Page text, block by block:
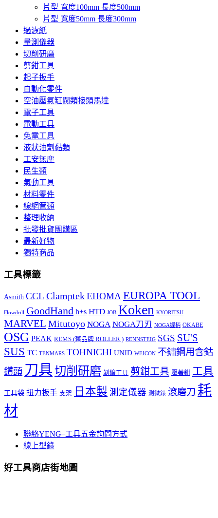
片型 寬度100mm 長度500mm
片型 寬度50mm 長度300mm
過濾紙
量測儀器
切削研磨
剪鉗工具
起子扳手
自動化零件
空油壓氣缸閥類接頭馬達
電子工具
電動工具
免電工具
液狀油劑黏類
工安無塵
民生類
氣動工具
材料零件
線網管類
整理收納
批發批貨團購區
最新好物
獨特商品
工具標籤
Asmith CCL ClamptekEHOMAEUROPA TOOL
Flowdrill GoodHand h+s HTD JOB Koken KYORITSU
MARVEL Mitutoyo NOGA NOGA刀刃 NOGA握柄 OKABE
OSG PEAK REMS (舊品牌 ROLLER ) RENNSTEIG SGS SU'S
SUS TC TENMARS TOHNICHI UNID WEICON 不鏽鋼用含鈷
鑽頭 刀具切削研磨 剝線工具 剪鉗工具 壓著鉗 工具
工具袋 扭力扳手 支架 日本製 測定儀器 測微錶 滾磨刀 耗
材
聯絡YENG–工具五金詢問方式
線上型錄
好工具商店街地圖